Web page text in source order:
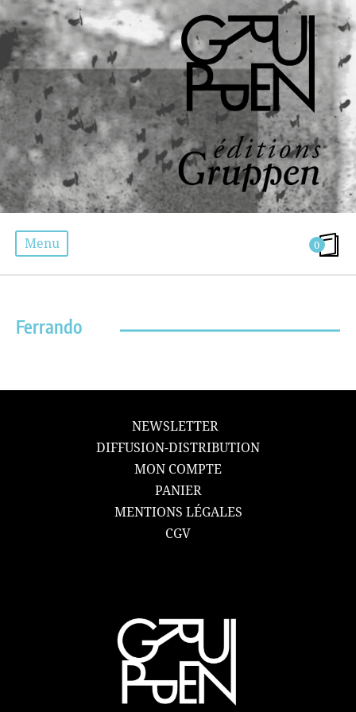
Menu 0
Ferrando
NEWSLETTER
DIFFUSION-DISTRIBUTION
MON COMPTE
PANIER
MENTIONS LÉGALES
CGV